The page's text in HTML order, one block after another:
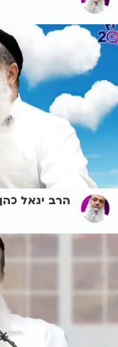
הרב יגאל